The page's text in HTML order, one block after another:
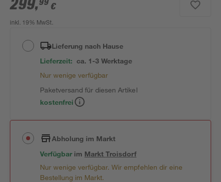
299,99 €
inkl. 19% MwSt.
Lieferung nach Hause
Lieferzeit: ca. 1-3 Werktage
Nur wenige verfügbar
Paketversand für diesen Artikel
kostenfrei
Abholung im Markt
Verfügbar im MarktTroisdorf
Nur wenige verfügbar. Wir empfehlen dir eine
Bestellung im Markt.